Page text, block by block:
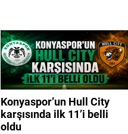
Konyaspor’un Hull City
karşısında ilk 11’i belli
oldu